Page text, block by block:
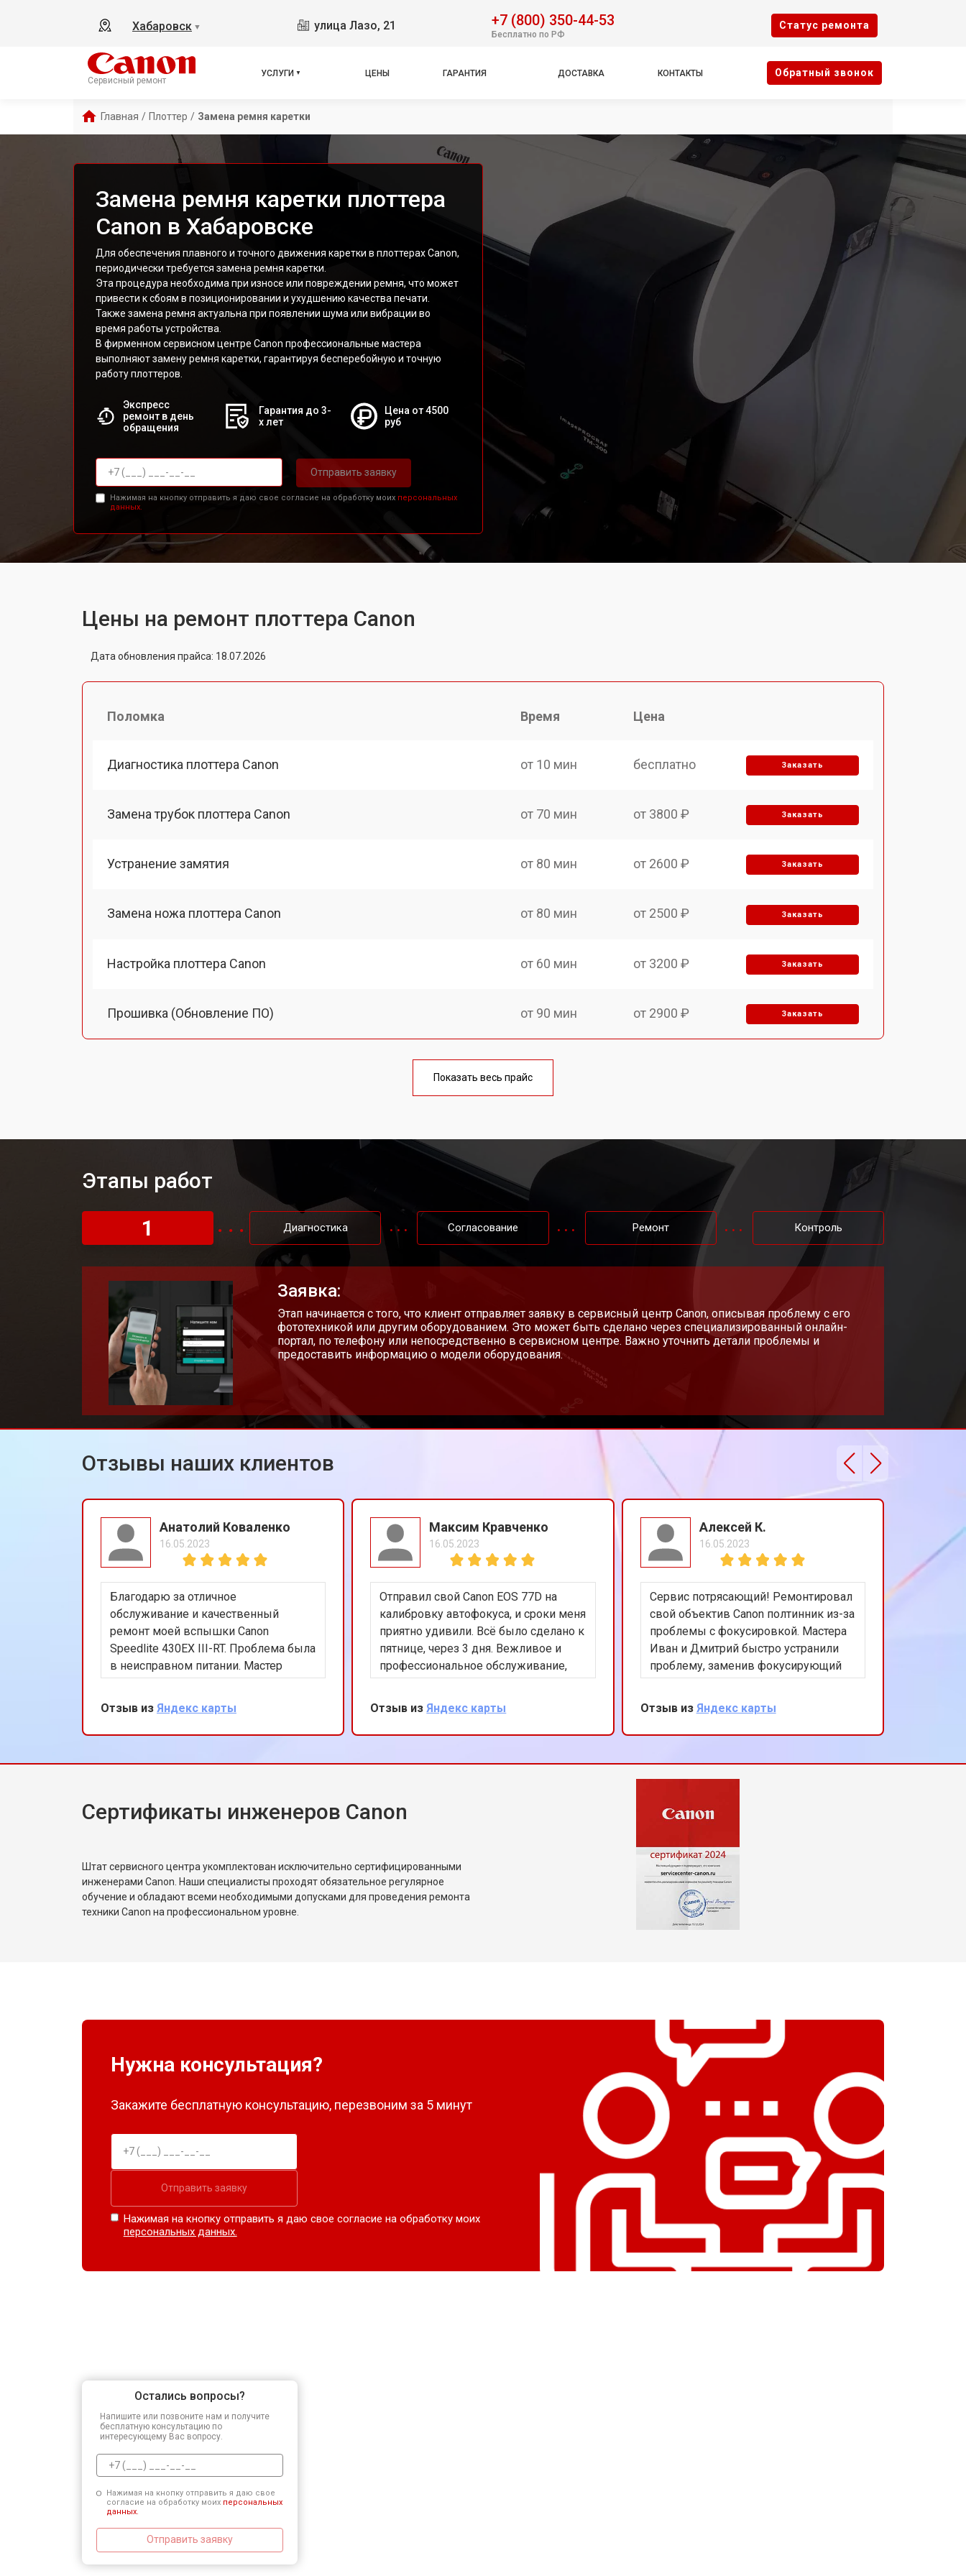
Хабаровск ▼ улица Лазо, 21 +7 (800) 350-44-53
Бесплатно по РФ
Cтатус ремонта
Сервисный ремонт
УСЛУГИ ЦЕНЫ ГАРАНТИЯ ДОСТАВКА КОНТАКТЫ Oбратный звонок
Главная / Плоттер / Замена ремня каретки
Замена ремня каретки плоттера
Canon в Хабаровске
Для обеспечения плавного и точного движения каретки в плоттерах Canon,
периодически требуется замена ремня каретки.
Эта процедура необходима при износе или повреждении ремня, что может
привести к сбоям в позиционировании и ухудшению качества печати.
Также замена ремня актуальна при появлении шума или вибрации во
время работы устройства.
В фирменном сервисном центре Canon профессиональные мастера
выполняют замену ремня каретки, гарантируя бесперебойную и точную
работу плоттеров.
Экспресс
ремонт в день
обращения
Гарантия до 3-
х лет
Цена от 4500
руб
Отправить заявку
Нажимая на кнопку отправить я даю свое согласие на обработку моих персональных
данных.
Цены на ремонт плоттера Canon
Дата обновления прайса: 18.07.2026
Поломка Время Цена
Диагностика плоттера Canon от 10 мин бесплатно Заказать
Замена трубок плоттера Canon от 70 мин от 3800 ₽ Заказать
Устранение замятия от 80 мин от 2600 ₽ Заказать
Замена ножа плоттера Canon от 80 мин от 2500 ₽ Заказать
Настройка плоттера Canon от 60 мин от 3200 ₽ Заказать
Прошивка (Обновление ПО) от 90 мин от 2900 ₽ Заказать
от 60 мин
Замена каретки плоттера Canon от 80 мин
Ремонт блока питания от 110 мин от 3800 ₽ Заказать
Промывка печатающей головки Заказать
Показать весь прайс
Этапы работ
1
Диагностика Согласование Ремонт Контроль
Заявка:
Этап начинается с того, что клиент отправляет заявку в сервисный центр Canon, описывая проблему с его
фототехникой или другим оборудованием. Это может быть сделано через специализированный онлайн-
портал, по телефону или непосредственно в сервисном центре. Важно уточнить детали проблемы и
предоставить информацию о модели оборудования.
Отзывы наших клиентов
Анатолий Коваленко
16.05.2023
Благодарю за отличное
обслуживание и качественный
ремонт моей вспышки Canon
Speedlite 430EX III-RT. Проблема была
в неисправном питании. Мастер
Алексей быстро устранил
неисправность. Очень доволен
результатом!
Отзыв из Яндекс карты
Максим Кравченко
16.05.2023
Отправил свой Canon EOS 77D на
калибровку автофокуса, и сроки меня
приятно удивили. Всё было сделано к
пятнице, через 3 дня. Вежливое и
профессиональное обслуживание,
большое спасибо!
Отзыв изЯндекс карты
Алексей К.
16.05.2023
Сервис потрясающий! Ремонтировал
свой объектив Canon полтинник из-за
проблемы с фокусировкой. Мастера
Иван и Дмитрий быстро устранили
проблему, заменив фокусирующий
механизм. Стоимость и качество
ремонта меня полностью устроили,
хорошее обслуживание, рекомендую
этот сервис!
Отзыв из Яндекс карты
Сертификаты инженеров Canon
Штат сервисного центра укомплектован исключительно сертифицированными
инженерами Canon. Наши специалисты проходят обязательное регулярное
обучение и обладают всеми необходимыми допусками для проведения ремонта
техники Canon на профессиональном уровне.
Нужна консультация?
Закажите бесплатную консультацию, перезвоним за 5 минут
Отправить заявку
Нажимая на кнопку отправить я даю свое согласие на обработку моих
персональных данных.
Остались вопросы?
Напишите или позвоните нам и получите
бесплатную консультацию по
интересующему Вас вопросу.
Нажимая на кнопку отправить я даю свое
согласие на обработку моих персональных
данных.
Отправить заявку